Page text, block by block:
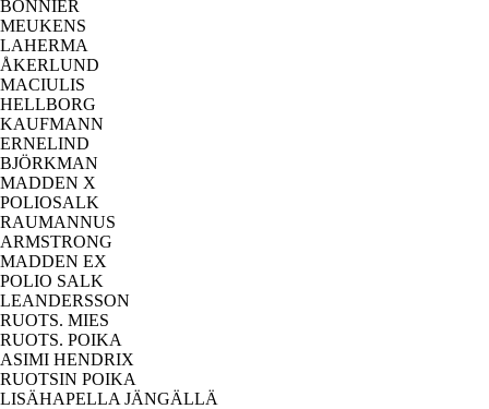
BONNIER
MEUKENS
LAHERMA
ÅKERLUND
MACIULIS
HELLBORG
KAUFMANN
ERNELIND
BJÖRKMAN
MADDEN X
POLIOSALK
RAUMANNUS
ARMSTRONG
MADDEN EX
POLIO SALK
LEANDERSSON
RUOTS. MIES
RUOTS. POIKA
ASIMI HENDRIX
RUOTSIN POIKA
LISÄHAPELLA JÄNGÄLLÄ